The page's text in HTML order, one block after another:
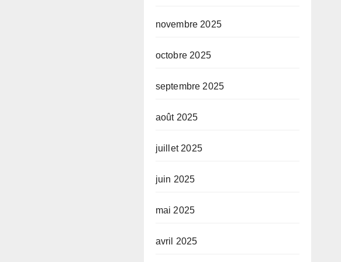
novembre 2025
octobre 2025
septembre 2025
août 2025
juillet 2025
juin 2025
mai 2025
avril 2025